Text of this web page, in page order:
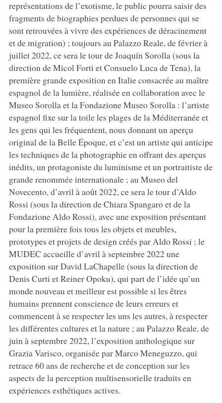
représentations de l’exotisme, le public pourra saisir des
fragments de biographies perdues de personnes qui se
sont retrouvées à vivre des expériences de déracinement
et de migration) ; toujours au Palazzo Reale, de février à
juillet 2022, ce sera le tour de Joaquín Sorolla (sous la
direction de Micol Forti et Consuelo Luca de Tena), la
première grande exposition en Italie consacrée au maître
espagnol de la lumière, réalisée en collaboration avec le
Museo Sorolla et la Fondazione Museo Sorolla : l’artiste
espagnol fixe sur la toile les plages de la Méditerranée et
les gens qui les fréquentent, nous donnant un aperçu
original de la Belle Époque, et c’est un artiste qui anticipe
les techniques de la photographie en offrant des aperçus
inédits, un protagoniste du luminisme et un portraitiste de
grande renommée internationale ; au Museo del
Novecento, d’avril à août 2022, ce sera le tour d’Aldo
Rossi (sous la direction de Chiara Spangaro et de la
Fondazione Aldo Rossi), avec une exposition présentant
pour la première fois tous les objets et meubles,
prototypes et projets de design créés par Aldo Rossi ; le
MUDEC accueille d’avril à septembre 2022 une
exposition sur David LaChapelle (sous la direction de
Denis Curti et Reiner Opoku), qui part de l’idée qu’un
monde nouveau et meilleur est possible si les êtres
humains prennent conscience de leurs erreurs et
commencent à se respecter les uns les autres, à respecter
les différentes cultures et la nature ; au Palazzo Reale, de
juin à septembre 2022, l’exposition anthologique sur
Grazia Varisco, organisée par Marco Meneguzzo, qui
retrace 60 ans de recherche et de conception sur les
aspects de la perception multisensorielle traduits en
expériences esthétiques actives.